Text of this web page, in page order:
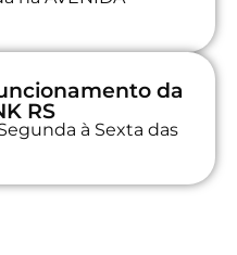
da
RS
à Sexta das